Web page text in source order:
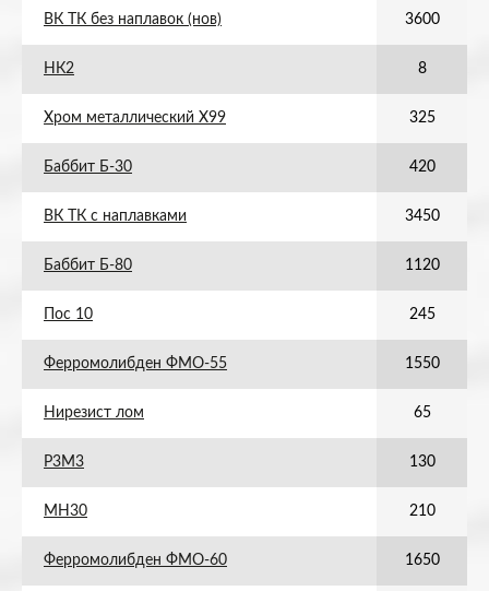
ВК ТК без наплавок (нов) 3600
НК2 8
Хром металлический Х99 325
Баббит Б-30 420
ВК ТК с наплавками 3450
Баббит Б-80 1120
Пос 10 245
Ферромолибден ФМО-55 1550
Нирезист лом 65
Р3М3 130
МН30 210
Ферромолибден ФМО-60 1650